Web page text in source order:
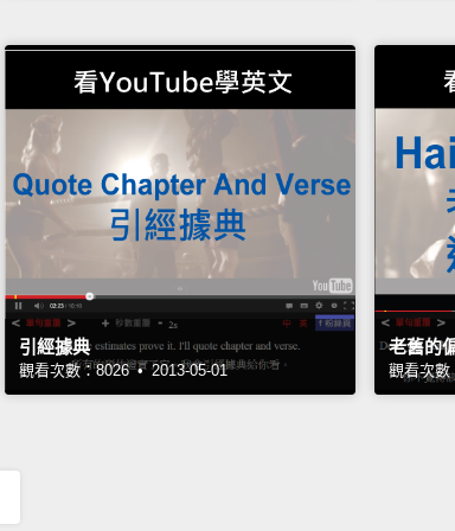
引經據典
觀看次數：8026 • 2013-05-01
老舊的
觀看次數